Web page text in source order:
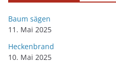
Baum sägen
11. Mai 2025
Heckenbrand
10. Mai 2025